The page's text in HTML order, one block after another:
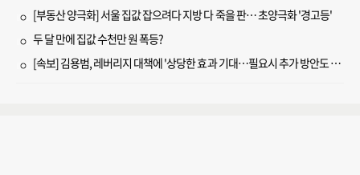
[부동산 양극화] 서울 집값 잡으려다 지방 다 죽을 판… 초양극화 '경고등'
두 달 만에 집값 수천만 원 폭등?
[속보] 김용범, 레버리지 대책에 '상당한 효과 기대…필요시 추가 방안도 검토'